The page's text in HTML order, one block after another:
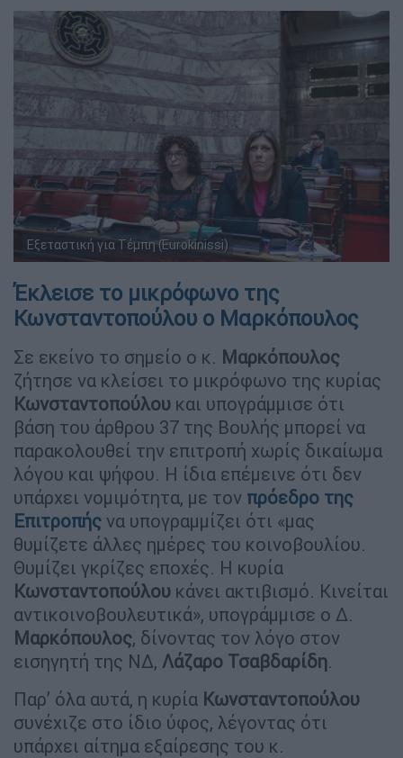
Εξεταστική για Τέμπη (Eurokinissi)
Έκλεισε το μικρόφωνο της
Κωνσταντοπούλου ο Μαρκόπουλος
Σε εκείνο το σημείο ο κ. Μαρκόπουλος
ζήτησε να κλείσει το μικρόφωνο της κυρίας
Κωνσταντοπούλου και υπογράμμισε ότι
βάση του άρθρου 37 της Βουλής μπορεί να
παρακολουθεί την επιτροπή χωρίς δικαίωμα
λόγου και ψήφου. Η ίδια επέμεινε ότι δεν
υπάρχει νομιμότητα, με τον πρόεδρο της
Επιτροπής να υπογραμμίζει ότι «μας
θυμίζετε άλλες ημέρες του κοινοβουλίου.
Θυμίζει γκρίζες εποχές. Η κυρία
Κωνσταντοπούλου κάνει ακτιβισμό. Κινείται
αντικοινοβουλευτικά», υπογράμμισε ο Δ.
Μαρκόπουλος, δίνοντας τον λόγο στον
εισηγητή της ΝΔ, Λάζαρο Τσαβδαρίδη.
Παρ’ όλα αυτά, η κυρία Κωνσταντοπούλου
συνέχιζε στο ίδιο ύφος, λέγοντας ότι
υπάρχει αίτημα εξαίρεσης του κ.